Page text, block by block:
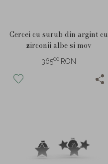
Cercei cu surub din argint cu
zirconii albe si mov
36500 RON